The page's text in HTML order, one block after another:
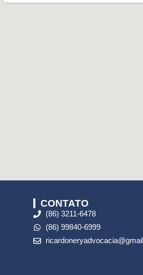
(86) 3211-6478
(86) 99840-6999
CONTATO